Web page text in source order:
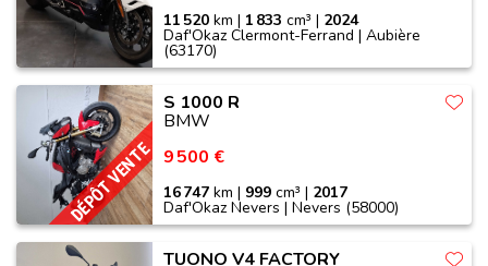
11 520 km | 1 833 cm³ | 2024
Daf'Okaz Clermont-Ferrand | Aubière
(63170)
DÉPÔT VENTE
S 1000 R
BMW
9 500 €
16 747 km | 999 cm³ | 2017
Daf'Okaz Nevers | Nevers (58000)
TUONO V4 FACTORY